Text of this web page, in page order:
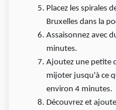
Placez les spirales
Bruxelles dans la
Assaisonnez avec
minutes.
Ajoutez une petite
mijoter jusqu'à ce
environ 4 minutes.
Découvrez et